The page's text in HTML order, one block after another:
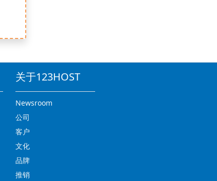
关于123HOST
Newsroom
公司
客户
文化
品牌
推销